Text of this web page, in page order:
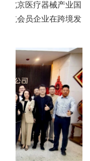
北京医疗器械产业国
航会员企业在跨境发